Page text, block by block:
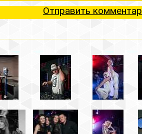
Отправить